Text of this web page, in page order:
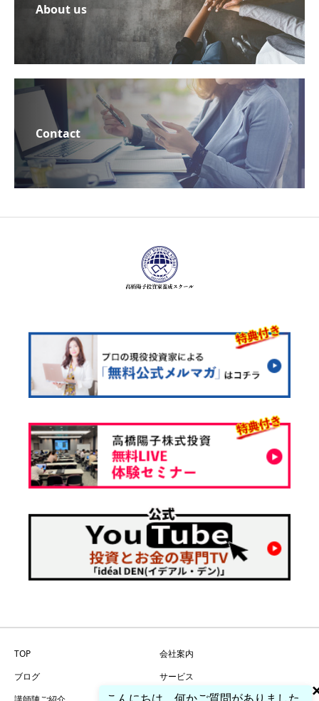
About us
Contact
TOP
会社案内
ブログ
サービス